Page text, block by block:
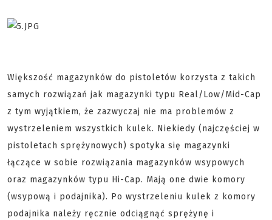
Większość magazynków do pistoletów korzysta z takich
samych rozwiązań jak magazynki typu Real/Low/Mid-Cap
z tym wyjątkiem, że zazwyczaj nie ma problemów z
wystrzeleniem wszystkich kulek. Niekiedy (najczęściej w
pistoletach sprężynowych) spotyka się magazynki
łączące w sobie rozwiązania magazynków wsypowych
oraz magazynków typu Hi-Cap. Mają one dwie komory
(wsypową i podajnika). Po wystrzeleniu kulek z komory
podajnika należy ręcznie odciągnąć sprężynę i